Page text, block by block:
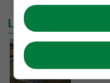
LAATSTE NIEUWS